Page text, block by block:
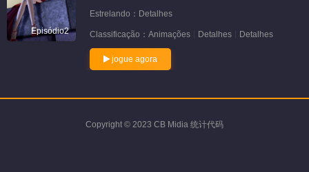
Episódio2
Estrelando： Detalhes
Classificação： Animações Detalhes Detalhes
jogue agora
Copyright © 2023 CB Midia 统计代码